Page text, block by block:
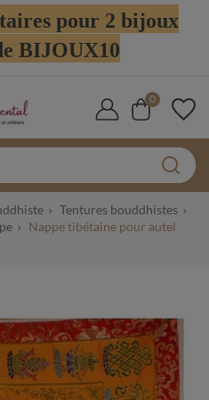
pour 2 bijoux
BIJOUX10
0
Tentures bouddhistes
Nappe tibétaine pour autel